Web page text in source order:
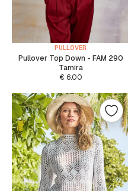
PULLOVER
Pullover Top Down - FAM 290
Tamira
€6.00